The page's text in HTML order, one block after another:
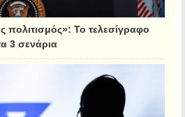
πολιτισμός»: Το τελεσίγραφο
3 σενάρια